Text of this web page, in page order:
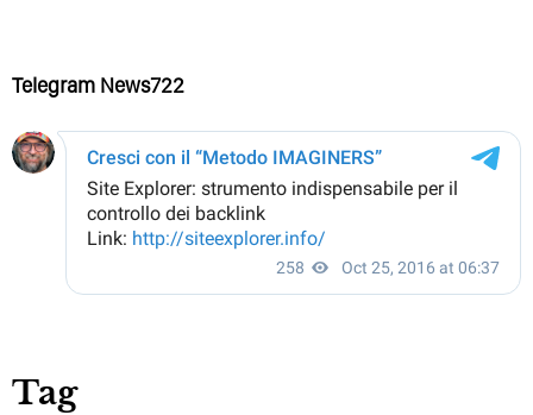
Telegram News722
Tag